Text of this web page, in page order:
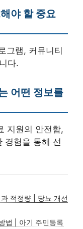
야 할 중요
그램, 커뮤니티
다.
어떤 정보를
지원의 안전함,
경험을 통해 선
적정량 | 당뇨 개선
법 | 아기 주민등록